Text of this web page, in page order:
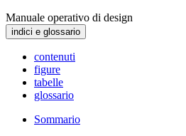
Manuale operativo di design
indici e glossario
contenuti
figure
tabelle
glossario
Sommario